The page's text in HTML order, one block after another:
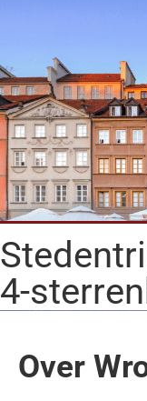
4-
Over